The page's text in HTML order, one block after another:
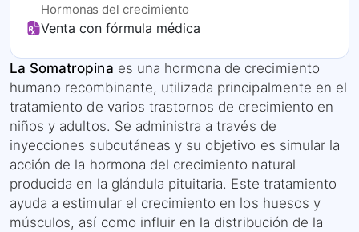
Hormonas del crecimiento
Venta con fórmula médica
La Somatropina es una hormona de crecimiento
humano recombinante, utilizada principalmente en el
tratamiento de varios trastornos de crecimiento en
niños y adultos. Se administra a través de
inyecciones subcutáneas y su objetivo es simular la
acción de la hormona del crecimiento natural
producida en la glándula pituitaria. Este tratamiento
ayuda a estimular el crecimiento en los huesos y
músculos, así como influir en la distribución de la